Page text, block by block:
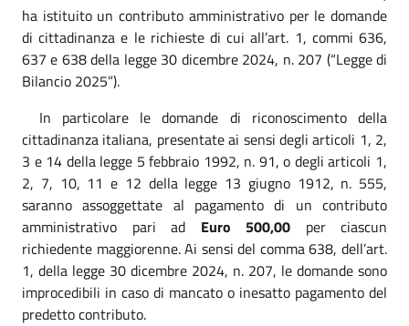
ha istituito un contributo amministrativo per le domande
di cittadinanzae le richieste di cui all’art. 1, commi 636,
637 e 638 della legge 30 dicembre 2024, n. 207 (“Legge di
Bilancio 2025”).
In particolare le domande di riconoscimento della
cittadinanza italiana, presentate ai sensi degli articoli 1, 2,
3 e 14 della legge 5 febbraio 1992, n. 91, o degli articoli 1,
2, 7, 10, 11 e 12 della legge 13 giugno 1912, n. 555,
saranno assoggettate al pagamento di un contributo
amministrativo pari ad Euro 500,00 per ciascun
richiedente maggiorenne. Ai sensi del comma638, dell’art.
1, della legge 30 dicembre 2024, n. 207, le domande sono
improcedibili in caso di mancato o inesatto pagamento del
predetto contributo.